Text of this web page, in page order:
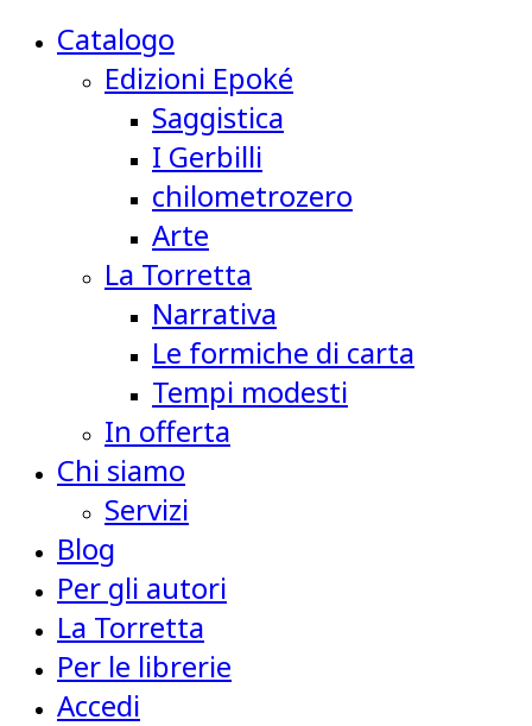
Catalogo
Edizioni Epoké
Saggistica
I Gerbilli
chilometrozero
Arte
La Torretta
Narrativa
Le formiche di carta
Tempi modesti
In offerta
Chi siamo
Servizi
Blog
Per gli autori
La Torretta
Per le librerie
Accedi